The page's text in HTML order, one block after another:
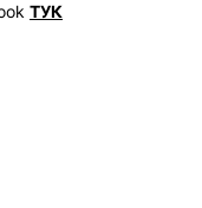
ТУК